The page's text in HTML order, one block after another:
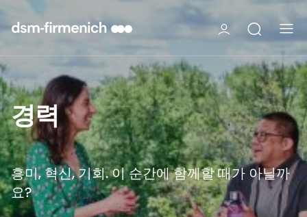
경력
흥미, 혁신, 기회. 이 순간에 함께할 때가 아닐까
요?